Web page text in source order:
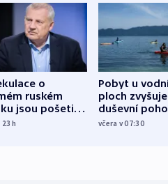
o
ruském
jsou pošetilé,
estonský
23h
Pobyt u
ploch zvyšuje
duševní
ukázala
včera v 07:30